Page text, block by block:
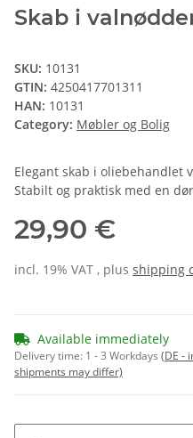
Skab i
SKU: 10131
GTIN: 4250417701311
HAN: 10131
Category: Møbler og Bolig
Elegant skab i oliebehandlet
Stabilt og praktisk med en
29,90 €
incl. 19% VAT , plus shipping
Available immediately
Delivery time: 1 - 3 Workdays (DE -
shipments may differ)